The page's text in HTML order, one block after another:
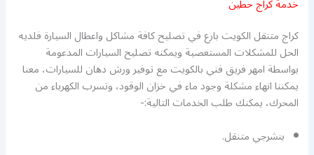
كراج متنقل الكويت بارع في تصليح كافة مشاكل واعطال السيارة فلديه
الحل للمشكلات المستعصية ويمكنه تصليح السيارات المدعومة
بواسطة امهر فريق فني بالكويت مع توفير ورش دهان للسيارات، معنا
يمكننا انهاء مشكلة وجود ماء في خزان الوقود، وتسرب الكهرباء من
المحرك، يمكنك طلب الخدمات التالية:-
بنشرجي متنقل.